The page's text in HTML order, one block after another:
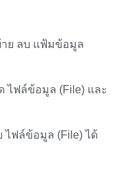
าย ลบ แฟ้มข้อมูล
ไฟล์ข้อมูล (File) และ
ไฟล์ข้อมูล (File) ได้